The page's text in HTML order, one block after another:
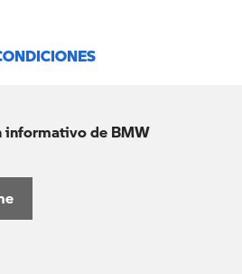
informativo de BMW